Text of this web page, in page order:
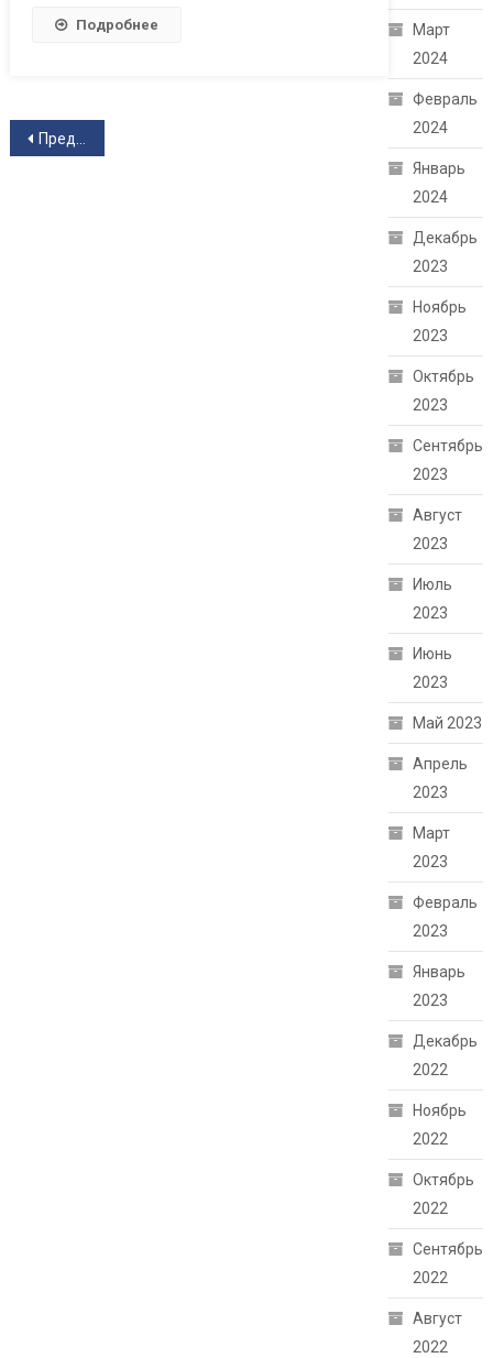
Подробнее
Навигация по записям
Предыдущие записи
Март
2024
Февраль
2024
Январь
2024
Декабрь
2023
Ноябрь
2023
Октябрь
2023
Сентябрь
2023
Август
2023
Июль
2023
Июнь
2023
Май 2023
Апрель
2023
Март
2023
Февраль
2023
Январь
2023
Декабрь
2022
Ноябрь
2022
Октябрь
2022
Сентябрь
2022
Август
2022